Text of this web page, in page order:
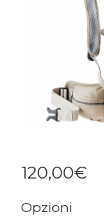
120,00€
Opzioni